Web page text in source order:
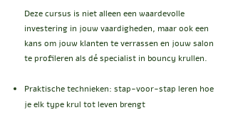
​Deze cursus is niet alleen een waardevolle
investering in jouw vaardigheden, maar ook een
kans om jouw klanten te verrassen en jouw salon
te profileren als dé specialist in bouncy krullen.
Praktische technieken: stap-voor-stap leren hoe
je elk type krul tot leven brengt